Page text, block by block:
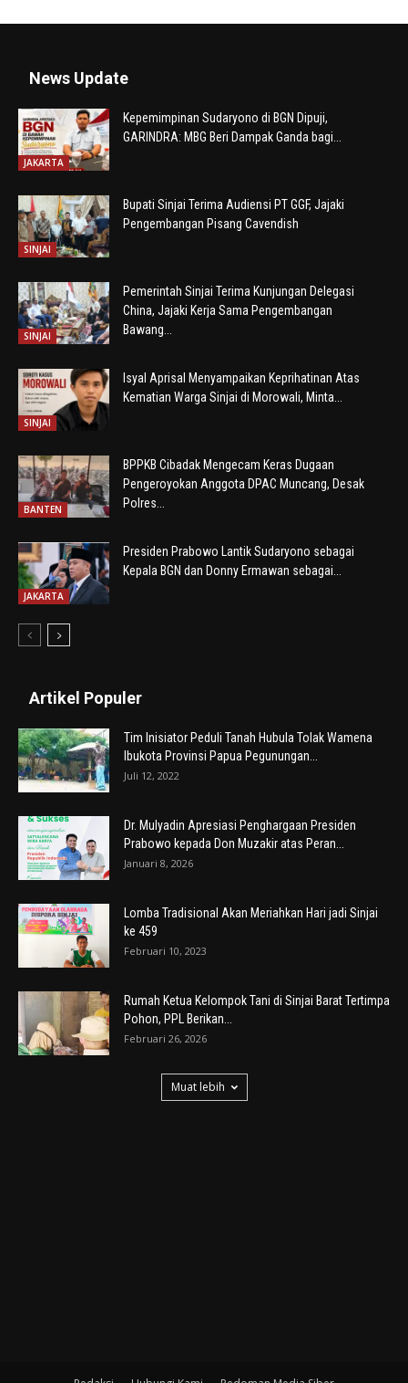
News Update
JAKARTA
Kepemimpinan Sudaryono di BGN Dipuji,
GARINDRA: MBG Beri Dampak Ganda bagi...
SINJAI
Bupati Sinjai Terima Audiensi PT GGF, Jajaki
Pengembangan Pisang Cavendish
SINJAI
Pemerintah Sinjai Terima Kunjungan Delegasi
China, Jajaki Kerja Sama Pengembangan
Bawang...
SINJAI
Isyal Aprisal Menyampaikan Keprihatinan Atas
Kematian Warga Sinjai di Morowali, Minta...
BANTEN
BPPKB Cibadak Mengecam Keras Dugaan
Pengeroyokan Anggota DPAC Muncang, Desak
Polres...
JAKARTA
Presiden Prabowo Lantik Sudaryono sebagai
Kepala BGN dan Donny Ermawan sebagai...
Artikel Populer
Tim Inisiator Peduli Tanah Hubula Tolak Wamena
Ibukota Provinsi Papua Pegunungan...
Juli 12, 2022
Dr. Mulyadin Apresiasi Penghargaan Presiden
Prabowo kepada Don Muzakir atas Peran...
Januari 8, 2026
Lomba Tradisional Akan Meriahkan Hari jadi Sinjai
ke 459
Februari 10, 2023
Rumah Ketua Kelompok Tani di Sinjai Barat Tertimpa
Pohon, PPL Berikan...
Februari 26, 2026
Muat lebih